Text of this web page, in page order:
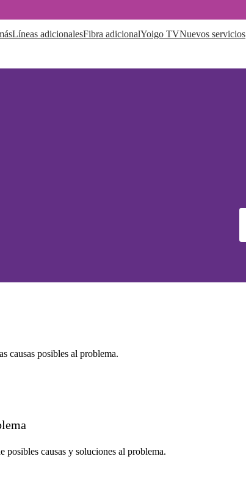
Líneas adicionalesFibra adicionalYoigo TVNuevos servicios
causas posibles al problema.
posibles causas y soluciones al problema.